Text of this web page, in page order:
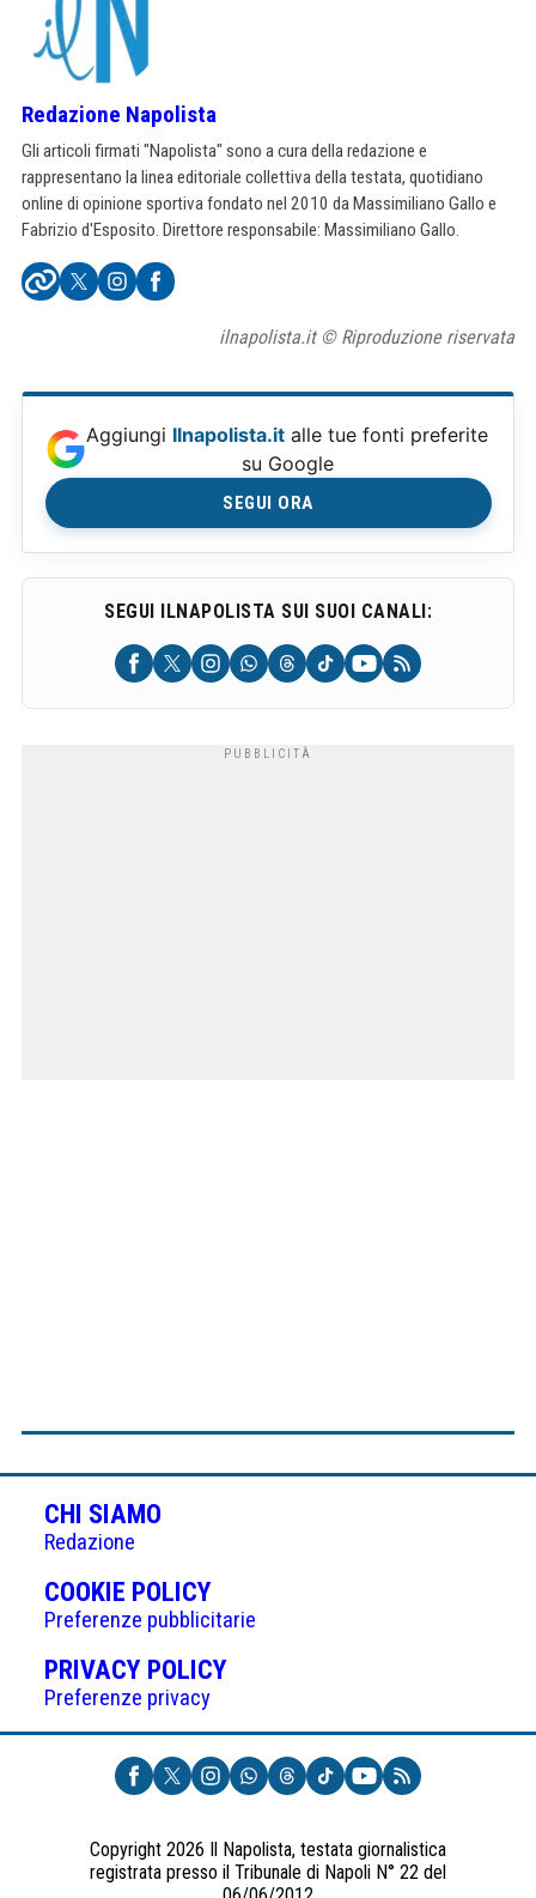
Redazione Napolista
Gli articoli firmati "Napolista" sono a cura della redazione e
rappresentano la linea editoriale collettiva della testata, quotidiano
online di opinione sportiva fondato nel 2010 da Massimiliano Gallo e
Fabrizio d'Esposito. Direttore responsabile: Massimiliano Gallo.
ilnapolista.it © Riproduzione riservata
Aggiungi Ilnapolista.it alle tue fonti preferite
su Google
SEGUI ORA
SEGUI ILNAPOLISTA SUI SUOI CANALI:
CHI SIAMO
Redazione
COOKIE POLICY(APRE
IN
UNA
NUOVA
Preferenze pubblicitarie
PRIVACY POLICY(APRE
UNA
NUOVA
SCHEDA)
Preferenze privacy
Copyright 2026 Il Napolista, testata giornalistica
registrata presso il Tribunale di Napoli N° 22 del